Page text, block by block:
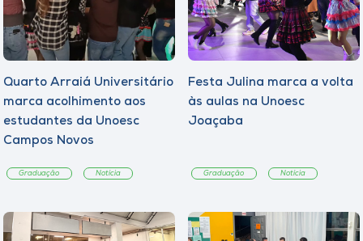
Quarto Arraiá Universitário
marca acolhimento aos
estudantes da Unoesc
Campos Novos
Graduação Notícia
Festa Julina marca a volta
às aulas na Unoesc
Joaçaba
Graduação Notícia